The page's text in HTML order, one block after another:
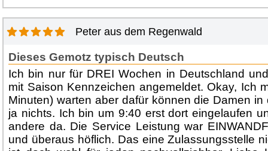
Peter aus dem Regenwald
Dieses Gemotz typisch Deutsch
Ich bin nur für DREI Wochen in Deutschland
mit Saison Kennzeichen angemeldet. Okay, Ich
Minuten) warten aber dafür können die Damen
ja nichts. Ich bin um 9:40 erst dort eingelaufen
andere da. Die Service Leistung war
und überaus höflich. Das eine Zulassungsstelle